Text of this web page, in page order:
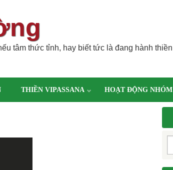
tâm thức tỉnh, hay biết tức là đang hành thiền
THIỀN VIPASSANA HOẠT ĐỘNG NHÓM